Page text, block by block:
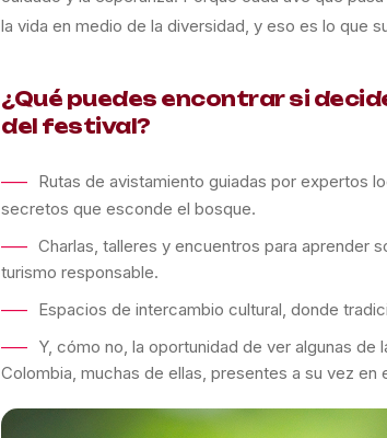
la vida en medio de la diversidad, y eso es lo que
¿Qué puedes encontrar si
del festival?
Rutas de avistamiento guiadas por expertos
secretos que esconde el bosque.
Charlas, talleres y encuentros para aprender
turismo responsable.
Espacios de intercambio cultural, donde
Y, cómo no, la oportunidad de ver algunas
Colombia, muchas de ellas, presentes a su vez en